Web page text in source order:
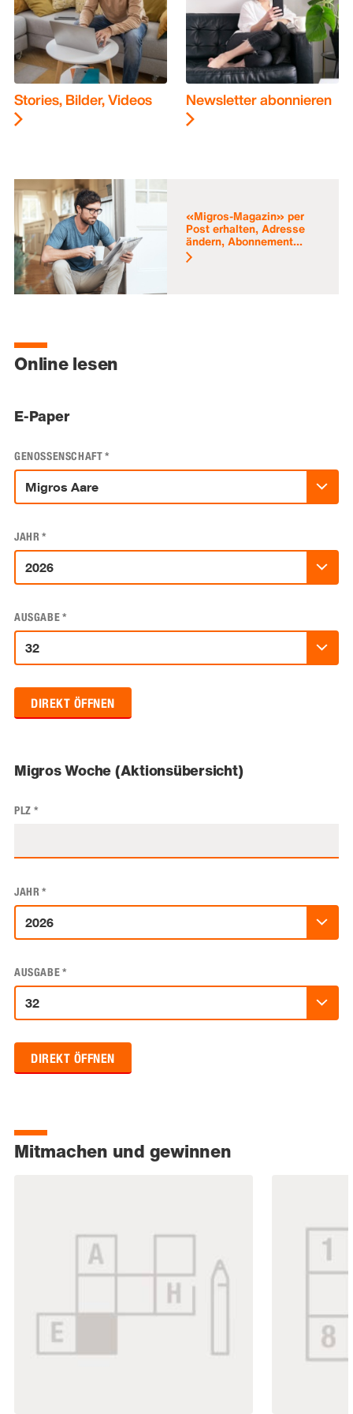
Stories, Bilder, Videos Newsletter abonnieren
«Migros-Magazin» per
Post erhalten, Adresse
ändern, Abonnement...
Online lesen
E-Paper
GENOSSENSCHAFT*
JAHR*
AUSGABE*
DIREKT ÖFFNEN
Migros Woche (Aktionsübersicht)
PLZ *
JAHR*
AUSGABE*
DIREKT ÖFFNEN
Mitmachen und gewinnen